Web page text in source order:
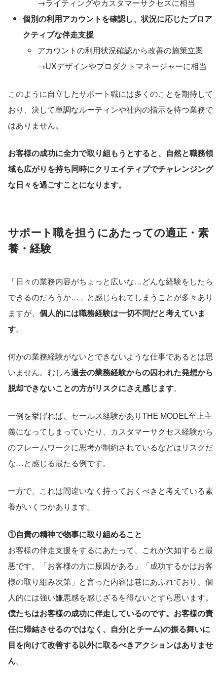
→ライティングやカスタマーサクセスに相当
個別の利用アカウントを確認し、状況に応じたプロア
クティブな伴走支援
アカウントの利用状況確認から改善の施策立案
→UXデザインやプロダクトマネージャーに相当
このように自立したサポート職には多くのことを期待して
おり、決して単調なルーティンや社内の指示を待つ業務で
はありません。
お客様の成功に全力で取り組もうとすると、自然と職務領
域も広がりを持ち同時にクリエイティブでチャレンジング
な日々を過ごすことになります。
サポート職を担うにあたっての適正・素
養・経験
「日々の業務内容がちょっと広いな…どんな経験をしたら
できるのだろうか…」と感じられてしまうことが多々あり
ますが、 個人的には職務経験は一切不問だと考えていま
す。
何かの業務経験がないとできないような仕事であるとは思
いません。むしろ過去の業務経験からの囚われた発想から
脱却できないことの方がリスクにさえ感じます。
一例を挙げれば、セールス経験がありTHE MODEL至上主
義になってしまっていたり、カスタマーサクセス経験から
のフレームワークに思考が制約されているなどはリスクだ
な…と感じる最たる例です。
一方で、これは間違いなく持っておくべきと考えている素
養がいくつかあります。
①自責の精神で物事に取り組めること
お客様の伴走支援をするにあたって、これが欠如すると最
悪です。「お客様の方に原因がある」「成功するかはお客
様の取り組み次第」と言った内容は巷にあふれており、個
人的には強い嫌悪感を感じざるを得ないとすら思います。
僕たちはお客様の成功に伴走しているのです。お客様の責
任に帰結させるのではなく、自分(とチーム)の振る舞いに
目を向けて改善する以外に取るべきアクションはありませ
ん。